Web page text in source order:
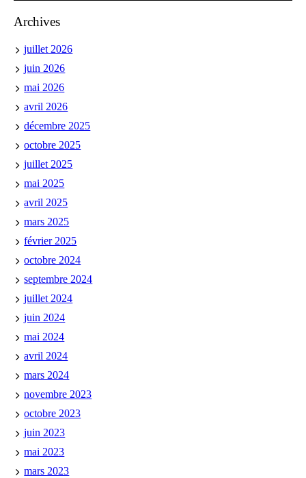
Archives
juillet 2026
juin 2026
mai 2026
avril 2026
décembre 2025
octobre 2025
juillet 2025
mai 2025
avril 2025
mars 2025
février 2025
octobre 2024
septembre 2024
juillet 2024
juin 2024
mai 2024
avril 2024
mars 2024
novembre 2023
octobre 2023
juin 2023
mai 2023
mars 2023